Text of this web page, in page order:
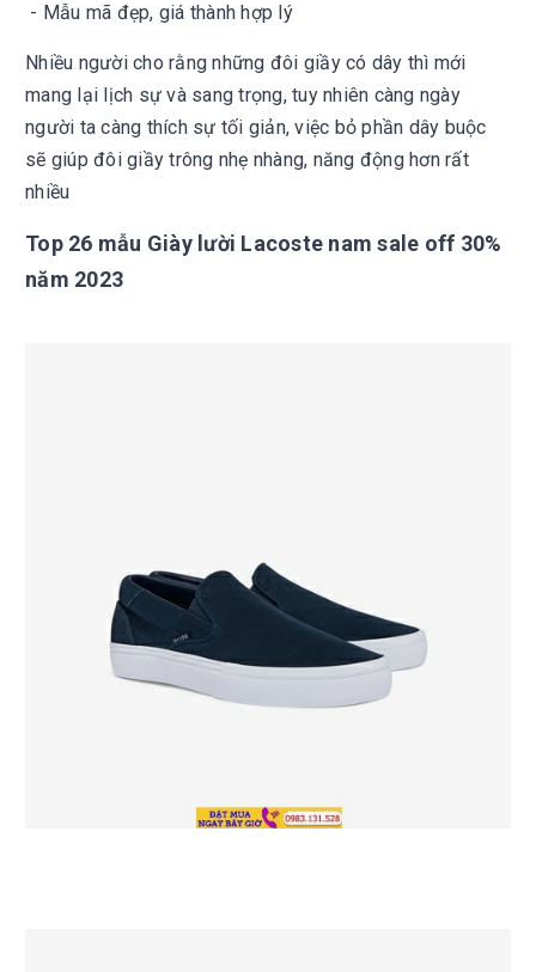
- Mẫu mã đẹp, giá thành hợp lý
Nhiều người cho rằng những đôi giầy có dây thì mới
mang lại lịch sự và sang trọng, tuy nhiên càng ngày
người ta càng thích sự tối giản, việc bỏ phần dây buộc
sẽ giúp đôi giầy trông nhẹ nhàng, năng động hơn rất
nhiều
Top 26 mẫu Giày lười Lacoste nam sale off 30%
năm 2023